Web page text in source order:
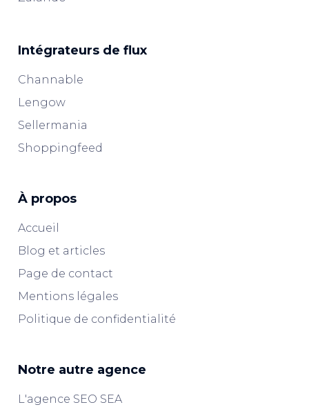
Intégrateurs de flux
Channable
Lengow
Sellermania
Shoppingfeed
À propos
Accueil
Blog et articles
Page de contact
Mentions légales
Politique de confidentialité
Notre autre agence
L'agence SEO SEA